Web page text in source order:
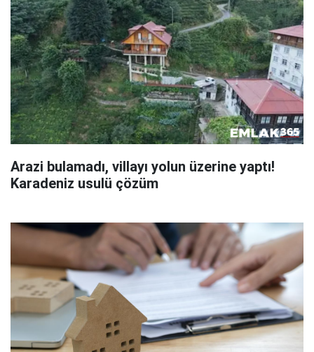
Arazi bulamadı, villayı yolun üzerine yaptı!
Karadeniz usulü çözüm